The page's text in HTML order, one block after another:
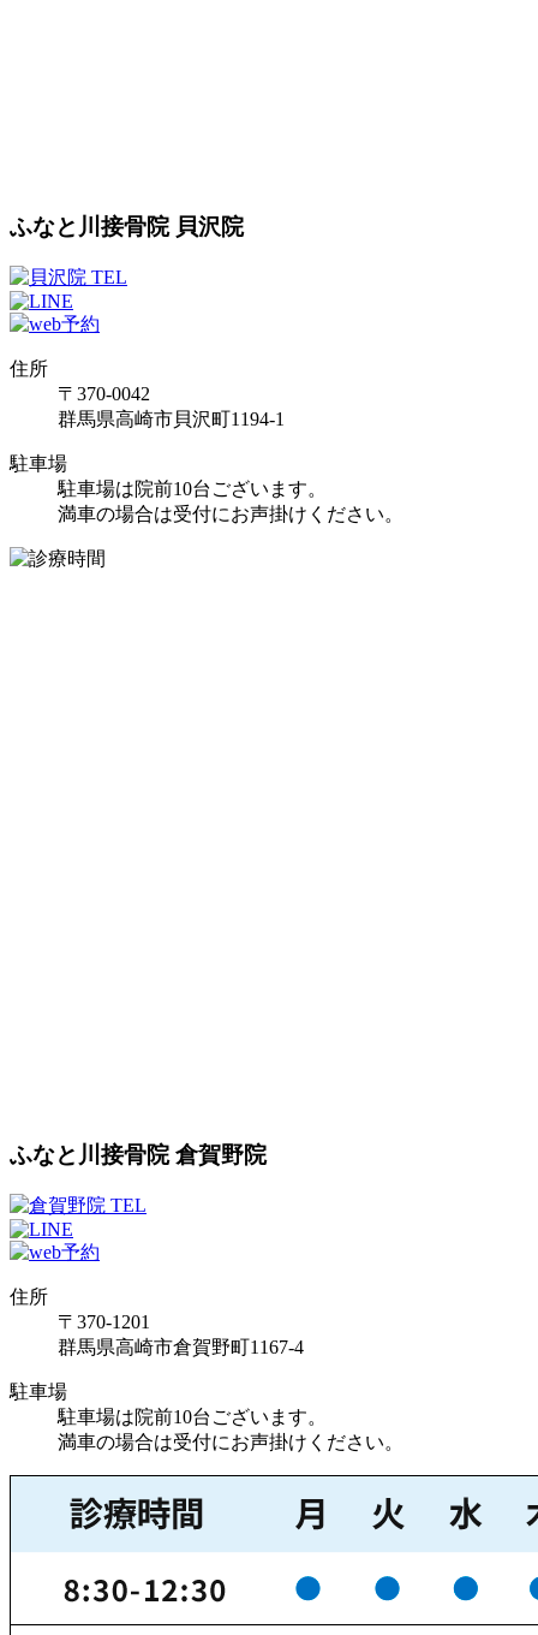
ふなと川接骨院 貝沢院
住所
〒370-0042
群馬県高崎市貝沢町1194-1
駐車場
駐車場は院前10台ございます。
満車の場合は受付にお声掛けください。
ふなと川接骨院 倉賀野院
住所
〒370-1201
群馬県高崎市倉賀野町1167-4
駐車場
駐車場は院前10台ございます。
満車の場合は受付にお声掛けください。